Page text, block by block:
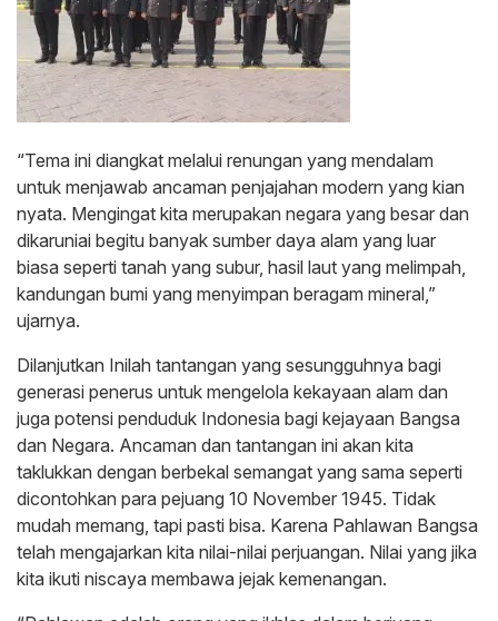
“Tema ini diangkat melalui renungan yang mendalam
untuk menjawab ancaman penjajahan modern yang kian
nyata. Mengingat kita merupakan negara yang besar dan
dikaruniai begitu banyak sumber daya alam yang luar
biasa seperti tanah yang subur, hasil laut yang melimpah,
kandungan bumi yang menyimpan beragam mineral,”
ujarnya.
Dilanjutkan Inilah tantangan yang sesungguhnya bagi
generasi penerus untuk mengelola kekayaan alam dan
juga potensi penduduk Indonesia bagi kejayaan Bangsa
dan Negara. Ancaman dan tantangan ini akan kita
taklukkan dengan berbekal semangat yang sama seperti
dicontohkan para pejuang 10 November 1945. Tidak
mudah memang, tapi pasti bisa. Karena Pahlawan Bangsa
telah mengajarkan kita nilai-nilai perjuangan. Nilai yang jika
kita ikuti niscaya membawa jejak kemenangan.